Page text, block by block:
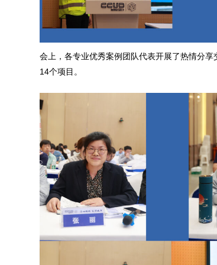
会上，各专业优秀案例团队代表开展了热情分
14个项目。